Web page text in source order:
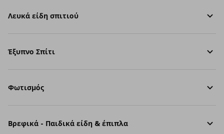
Λευκά είδη σπιτιού
Έξυπνο Σπίτι
Φωτισμός
Βρεφικά - Παιδικά είδη & έπιπλα